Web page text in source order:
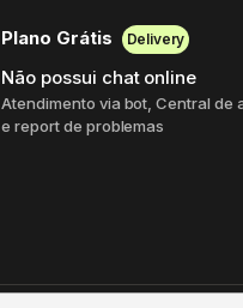
Plano Grátis Delivery
Não possui chat online
Atendimento via bot, Central de
e report de problemas